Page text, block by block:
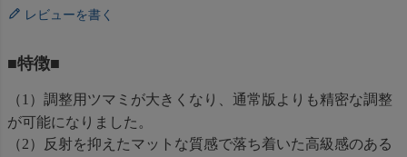
レビューを書く
■特徴■
（1）調整用ツマミが大きくなり、通常版よりも精密な調整
が可能になりました。
（2）反射を抑えたマットな質感で落ち着いた高級感のある